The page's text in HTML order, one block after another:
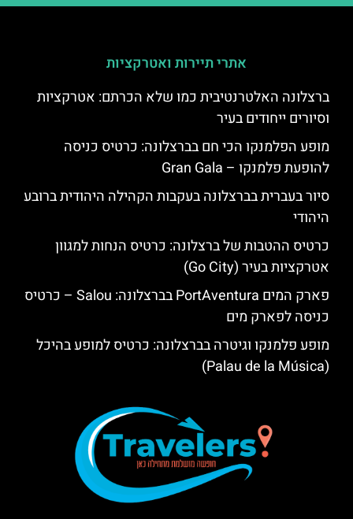
אתרי תיירות ואטרקציות
ברצלונה האלטרנטיבית כמו שלא הכרתם: אטרקציות
וסיורים ייחודים בעיר
מופע הפלמנקו הכי חם בברצלונה: כרטיס כניסה
להופעת פלמנקו – Gran Gala
סיור בעברית בברצלונה בעקבות הקהילה היהודית ברובע
היהודי
כרטיס ההטבות של ברצלונה: כרטיס הנחות למגוון
אטרקציות בעיר (Go City)
פארק המים PortAventura בברצלונה: Salou – כרטיס
כניסה לפארק מים
מופע פלמנקו וגיטרה בברצלונה: כרטיס למופע בהיכל
(Palau de la Música)